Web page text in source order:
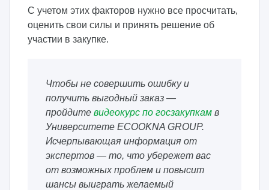
С учетом этих факторов нужно все просчитать,
оценить свои силы и принять решение об
участии в закупке.
Чтобы не совершить ошибку и
получить выгодный заказ —
пройдите видеокурс по госзакупкам в
Университете ECOOKNA GROUP.
Исчерпывающая информация от
экспертов — то, что убережет вас
от возможных проблем и повысит
шансы выиграть желаемый